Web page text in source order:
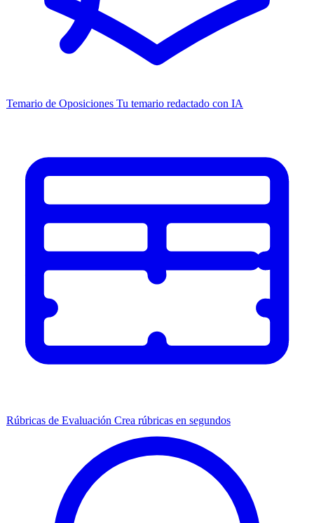
Temario de Oposiciones Tu temario redactado con IA
Rúbricas de Evaluación Crea rúbricas en segundos